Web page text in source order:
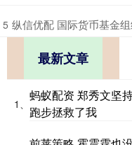
5 纵信优配 国际货币基金
最新文章
1、
蚂蚁配资 郑秀文坚
跑步拯救了我